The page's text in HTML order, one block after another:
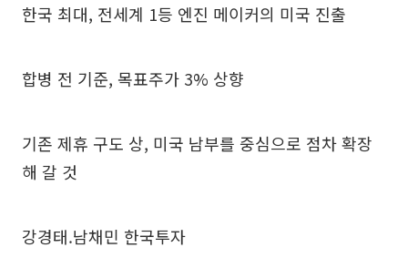
한국 최대, 전세계 1등 엔진 메이커의 미국 진출
합병 전 기준, 목표주가 3% 상향
기존 제휴 구도 상, 미국 남부를 중심으로 점차 확장
해 갈 것
강경태.남채민 한국투자